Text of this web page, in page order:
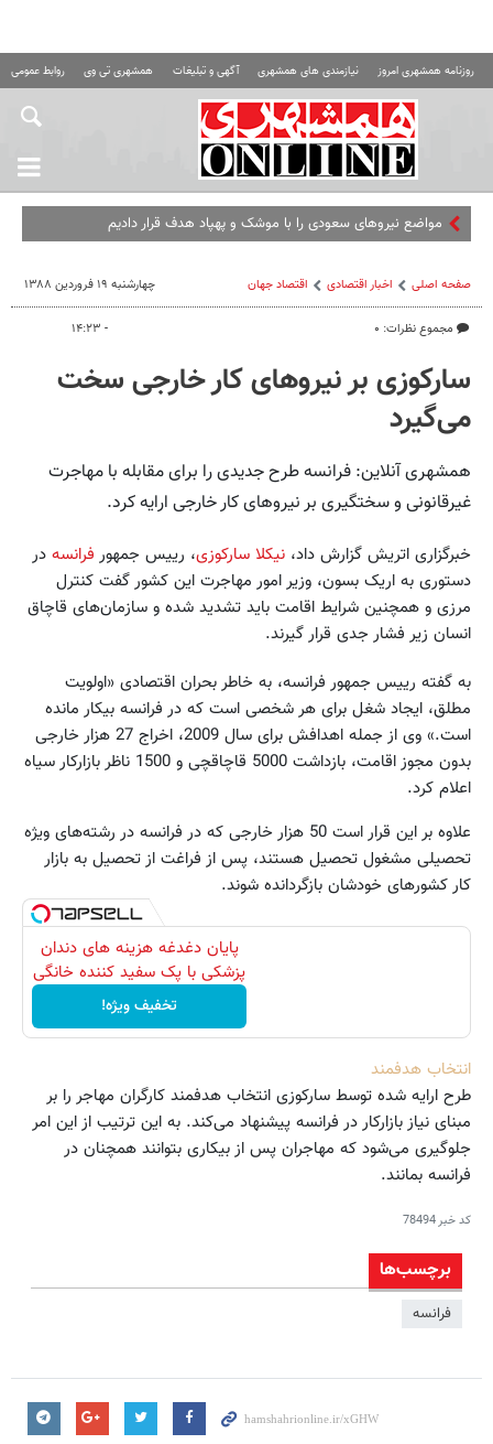
روزنامه همشهری امروز نیازمندی های همشهری آگهی و تبلیغات همشهری تی وی روابط عمومی
مواضع نیروهای سعودی را با موشک و پهپاد هدف قرار دادیم
صفحه اصلی اخبار اقتصادی اقتصاد‌ جهان
مجموع نظرات: ۰
چهارشنبه ۱۹ فروردین ۱۳۸۸
- ۱۴:۲۳
سارکوزی بر نیروهای کار خارجی سخت
می‌گیرد
همشهری آنلاین: فرانسه طرح جدیدی را برای مقابله با مهاجرت
غیرقانونی و سختگیری بر نیروهای کار خارجی ارایه کرد.
خبرگزاری اتریش گزارش داد، نیکلا سارکوزی، رییس جمهور فرانسه در
دستوری به اریک بسون، وزیر امور مهاجرت این کشور گفت کنترل
مرزی و همچنین شرایط اقامت باید تشدید شده و سازمان‌های قاچاق
انسان زیر فشار جدی قرار گیرند.
به گفته رییس جمهور فرانسه، به خاطر بحران اقتصادی «اولویت
مطلق، ایجاد شغل برای هر شخصی است که در فرانسه بیکار مانده
است.» وی از جمله اهدافش برای سال 2009، اخراج 27 هزار خارجی
بدون مجوز اقامت، بازداشت 5000 قاچاقچی و 1500 ناظر بازارکار سیاه
اعلام کرد.
علاوه بر این قرار است 50 هزار خارجی که در فرانسه در رشته‌های ویژه
تحصیلی مشغول تحصیل هستند، پس از فراغت از تحصیل به بازار
کار کشورهای خودشان بازگردانده شوند.
پایان دغدغه هزینه های دندان
پزشکی با پک سفید کننده خانگی
تخفیف ویژه!
انتخاب هدفمند
طرح ارایه شده توسط سارکوزی انتخاب هدفمند کارگران مهاجر را بر
مبنای نیاز بازارکار در فرانسه پیشنهاد می‌کند. به این ترتیب از این امر
جلوگیری می‌شود که مهاجران پس از بیکاری بتوانند همچنان در
فرانسه بمانند.
کد خبر78494
برچسب‌ها
فرانسه